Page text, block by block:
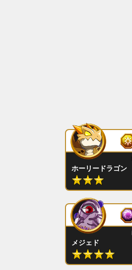
ホーリードラゴン
メジェド